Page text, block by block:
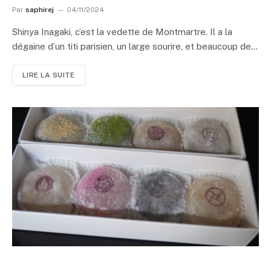
Par saphirej 04/11/2024
Shinya Inagaki, c’est la vedette de Montmartre. Il a la
dégaine d’un titi parisien, un large sourire, et beaucoup de…
LIRE LA SUITE